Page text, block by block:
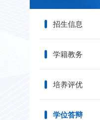
招生信息
学籍教务
培养评优
学位答辩